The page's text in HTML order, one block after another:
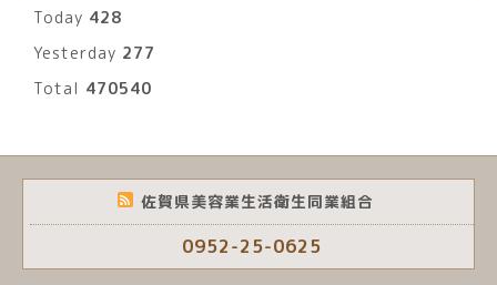
Today 428
Yesterday 277
Total 470540
佐賀県美容業生活衛生同業組合
0952-25-0625